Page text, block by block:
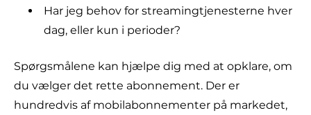
Har jeg behov for streamingtjenesterne hver
dag, eller kun i perioder?
Spørgsmålene kan hjælpe dig med at opklare, om
du vælger det rette abonnement. Der er
hundredvis af mobilabonnementer på markedet,